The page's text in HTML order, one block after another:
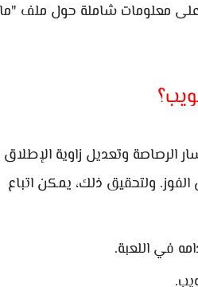
على معلومات شاملة حول ملف
الرصاصة وتعديل زاوية الإطلاق
ولتحقيق ذلك، يمكن اتباع
في اللعبة.